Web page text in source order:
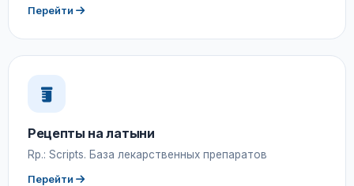
Перейти
Рецепты на латыни
Rp.: Scripts. База лекарственных препаратов
Перейти